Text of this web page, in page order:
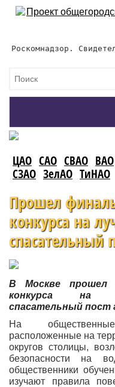
Роскомнадзор.
ЦАО САО СВАО ВАО
СЗАО ЗелАО ТиНАО
Прошел
конкурса на
спасательный
В Москве прошел
конкурса на
спасательный пост
На
расположенные на
округов столицы,
безопасности на
общественники
изучают правила